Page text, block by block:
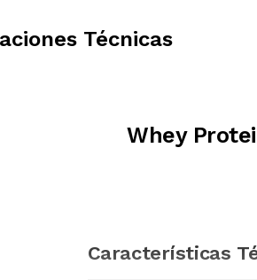
Técnicas
Whey
Características